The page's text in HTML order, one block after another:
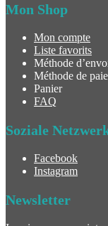
Mon Shop
Mon compte
Liste favorits
Méthode
Méthode de
Panier
FAQ
Soziale
Facebook
Instagram
Newsletter